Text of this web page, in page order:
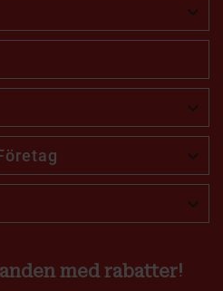




med rabatter!